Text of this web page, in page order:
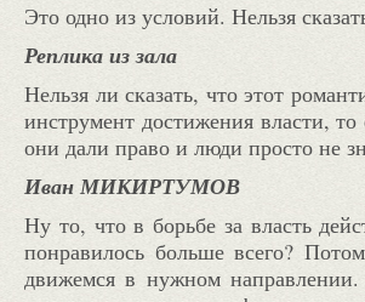
Это одно из условий. Нельзя
Реплика из зала
Нельзя ли сказать, что этот
инструмент достижения власти,
они дали право и люди просто не
Иван МИКИРТУМОВ
Ну то, что в борьбе за власть
понравилось больше всего?
движемся в нужном направлении.